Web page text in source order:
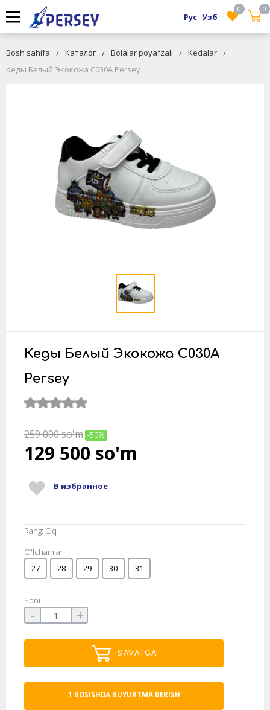
0
0
Рус Узб
Bosh sahifa Каталог Bolalar poyafzali
Kedalar
Кеды Белый Экокожа C030A Persey
Кеды Белый Экокожа C030A
Persey
259 000so'm -50%
129 500 so'm
В избранное
Rang: Oq
O'lchamlar
27
28 29 30 31
Soni
- +
SAVATGA
1 BOSISHDA BUYURTMA BERISH